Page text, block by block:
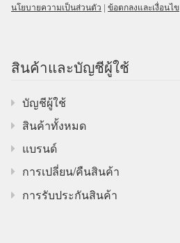
นโยบายความเป็นส่วนตัว | ข้อตกลงและเงื่อนไข
สินค้าและบัญชีผู้ใช้
บัญชีผู้ใช้
สินค้าทั้งหมด
แบรนด์
การเปลี่ยน/คืนสินค้า
การรับประกันสินค้า